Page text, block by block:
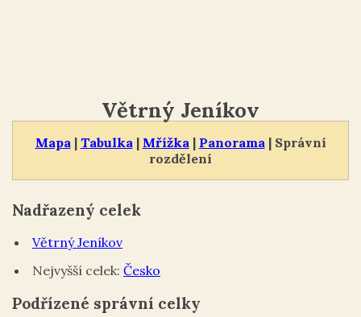
Mapa | Tabulka | Mřížka | Panorama | Správní
rozdělení
Větrný Jeníkov
Nadřazený celek
Větrný Jeníkov
Nejvyšší celek: Česko
Podřízené správní celky